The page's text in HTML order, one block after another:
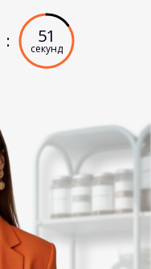
: 51
секунд